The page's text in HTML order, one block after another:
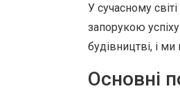
У сучасному
запорукою
будівництві, і ми
Основні